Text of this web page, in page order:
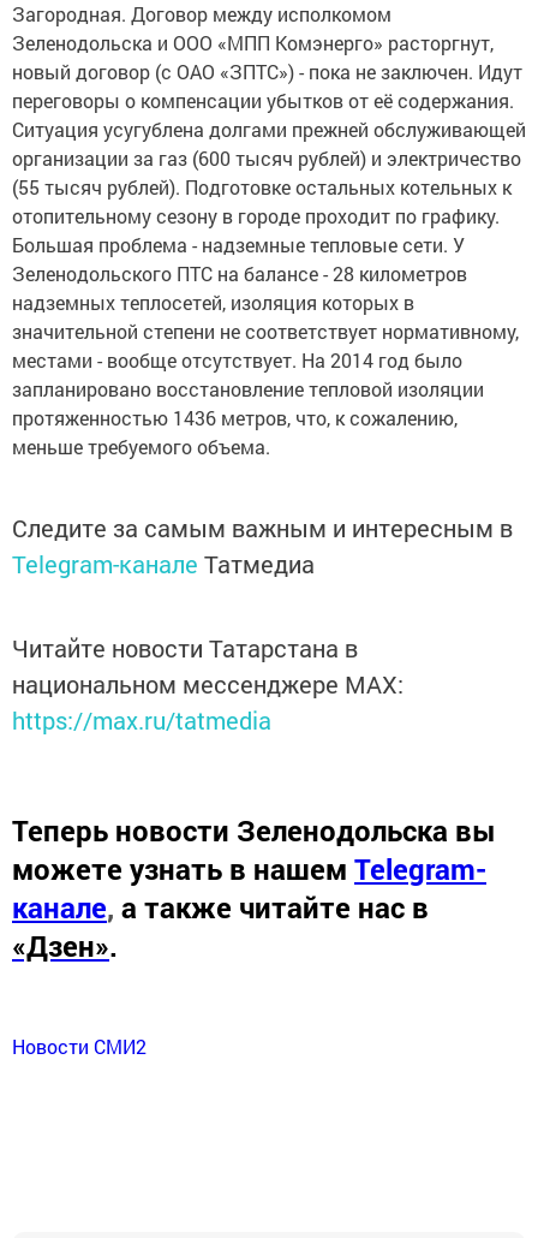
Загородная. Договор между исполкомом
Зеленодольска и ООО «МПП Комэнерго» расторгнут,
новый договор (с ОАО «ЗПТС») - пока не заключен. Идут
переговоры о компенсации убытков от её содержания.
Ситуация усугублена долгами прежней обслуживающей
организации за газ (600 тысяч рублей) и электричество
(55 тысяч рублей). Подготовке остальных котельных к
отопительному сезону в городе проходит по графику.
Большая проблема - надземные тепловые сети. У
Зеленодольского ПТС на балансе - 28 километров
надземных теплосетей, изоляция которых в
значительной степени не соответствует нормативному,
местами - вообще отсутствует. На 2014 год было
запланировано восстановление тепловой изоляции
протяженностью 1436 метров, что, к сожалению,
меньше требуемого объема.
Следите за самым важным и интересным в
Telegram-канале Татмедиа
Читайте новости Татарстана в
национальном мессенджере MАХ:
https://max.ru/tatmedia
Теперь новости Зеленодольска вы
можете узнать в нашем Telegram-
канале, а также читайте нас в
«Дзен».
Новости СМИ2